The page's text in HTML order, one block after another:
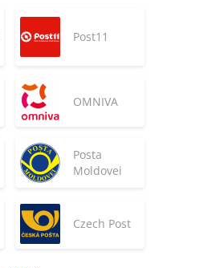
Post11
OMNIVA
Posta
Moldovei
Czech Post